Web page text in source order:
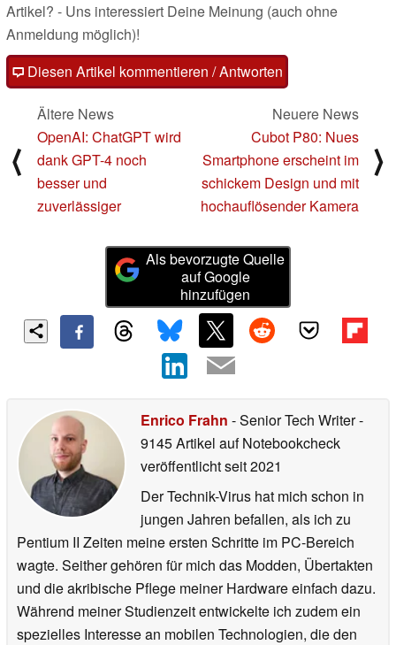
Artikel? - Uns interessiert Deine Meinung (auch ohne
Anmeldung möglich)!
Diesen Artikel kommentieren / Antworten
⟨
Ältere News
OpenAI: ChatGPT wird
dank GPT-4 noch
besser und
zuverlässiger
Neuere News
Cubot P80: Nues
Smartphone erscheint im
schickem Design und mit
hochauflösender Kamera
⟩
Als bevorzugte Quelle
auf Google
hinzufügen
Enrico Frahn - Senior Tech Writer-
9145 Artikel auf Notebookcheck
veröffentlichtseit 2021
Der Technik-Virus hat mich schon in
jungen Jahren befallen, als ich zu
Pentium II Zeiten meine ersten Schritte im PC-Bereich
wagte. Seither gehören für mich das Modden, Übertakten
und die akribische Pflege meiner Hardware einfach dazu.
Während meiner Studienzeit entwickelte ich zudem ein
spezielles Interesse an mobilen Technologien, die den